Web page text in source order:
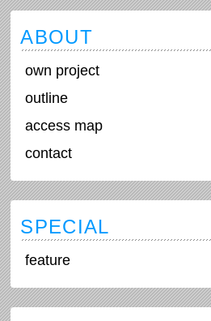
ABOUT
own project
outline
access map
contact
SPECIAL
feature